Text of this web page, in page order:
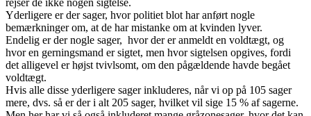
Yderligere er der sager, hvor politiet blot har anført nogle
bemærkninger om, at de har mistanke om at kvinden lyver.
Endelig er der nogle sager, hvor der er anmeldt en voldtægt, og
hvor en gerningsmand er sigtet, men hvor sigtelsen opgives, fordi
det alligevel er højst tvivlsomt, om den pågældende havde begået
voldtægt.
Hvis alle disse yderligere sager inkluderes, når vi op på 105 sager
mere, dvs. så er der i alt 205 sager, hvilket vil sige 15 % af sagerne.